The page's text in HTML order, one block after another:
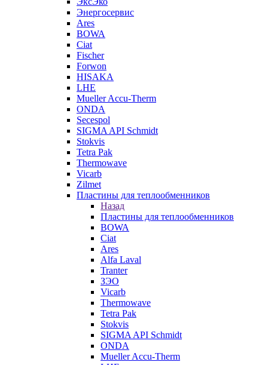
Энергосервис
Ares
BOWA
Ciat
Fischer
Forwon
HISAKA
LHE
Mueller Accu-Therm
ONDA
Secespol
SIGMA API Schmidt
Stokvis
Tetra Pak
Thermowave
Vicarb
Zilmet
Пластины для теплообменников
Назад
Пластины для теплообменников
BOWA
Ciat
Ares
Alfa Laval
Tranter
ЗЭО
Vicarb
Thermowave
Tetra Pak
Stokvis
SIGMA API Schmidt
ONDA
Mueller Accu-Therm